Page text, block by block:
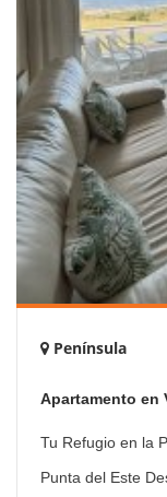
Península
Apartamento en
Tu Refugio en la
Punta del Este